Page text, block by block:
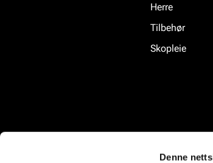
Denne
Herre
Tilbehør
Skopleie